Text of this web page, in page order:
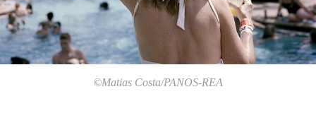
©Matias Costa/PANOS-REA